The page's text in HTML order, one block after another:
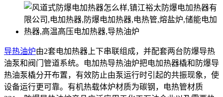
导热油炉由2套电加热器上下串联组成，并配套两台防爆导热
油泵和阀门管道系统。电加热导热油炉把电加热器橇和防爆导
热油泵橇分开布置，有效防止由泵运行时引起的共振现象，使
设备运行更可靠。有机热载体炉材质为碳钢，电热管材质